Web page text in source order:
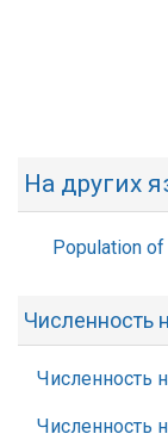
На других
Population
Численность
Численность
Численность